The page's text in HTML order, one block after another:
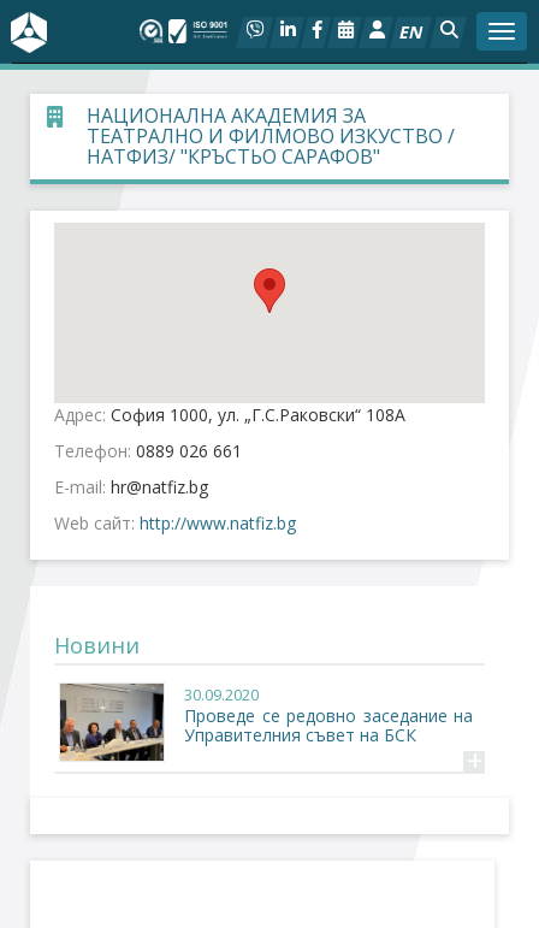
EN
За БСК
На фокус
Актуално
Арбитражен съд
Проекти
НАЦИОНАЛНА АКАДЕМИЯ ЗА
ТЕАТРАЛНО И ФИЛМОВО ИЗКУСТВО /
НАТФИЗ/ "КРЪСТЬО САРАФОВ"
Адрес: София 1000, ул. „Г.С.Раковски“ 108А
Телефон: 0889 026 661
E-mail:
Web сайт: http://www.natfiz.bg
Новини
30.09.2020
Проведе се редовно заседание на
Управителния съвет на БСК
+